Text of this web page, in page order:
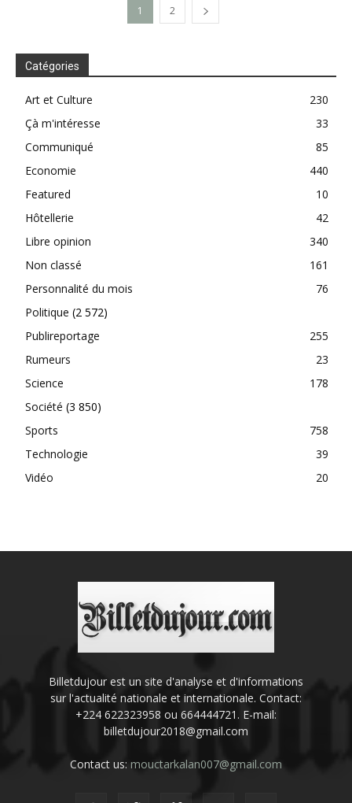
1 2
Catégories
Art et Culture
230
Çà m'intéresse
33
Communiqué
85
Economie
440
Featured
10
Hôtellerie
42
Libre opinion
340
Non classé
161
Personnalité du mois
76
Politique (2 572)
Publireportage
255
Rumeurs
23
Science
178
Société (3 850)
Sports
758
Technologie
39
Vidéo
20
Billetdujour est un site d'analyse et d'informations
sur l'actualité nationale et internationale. Contact:
+224 622323958 ou 664444721. E-mail:
billetdujour2018@gmail.com
Contact us: mouctarkalan007@gmail.com